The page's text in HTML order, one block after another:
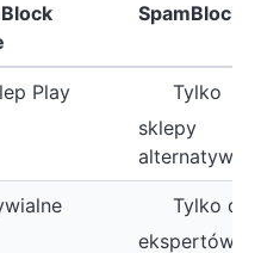
SpamBlocker
Play
Tylko
sklepy
alternatywne
Tylko dla
ekspertów